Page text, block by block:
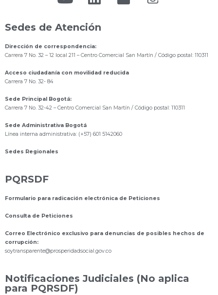
Sedes de Atención
Dirección de correspondencia:
Carrera 7 No. 32 – 12 local 211 – Centro Comercial San Martín / Código postal: 110311
Acceso ciudadanía con movilidad reducida
Carrera 7 No. 32- 84
Sede Principal Bogotá:
Carrera 7 No. 32-42 – Centro Comercial San Martín / Código postal: 110311
Sede Administrativa Bogotá
Línea interna administrativa: (+57) 601 5142060
Sedes Regionales
PQRSDF
Formulario para radicación electrónica de Peticiones
Consulta de Peticiones
Correo Electrónico exclusivo para denuncias de posibles hechos de
corrupción:
soytransparente@prosperidadsocial.gov.co
Notificaciones Judiciales (No aplica
para PQRSDF)